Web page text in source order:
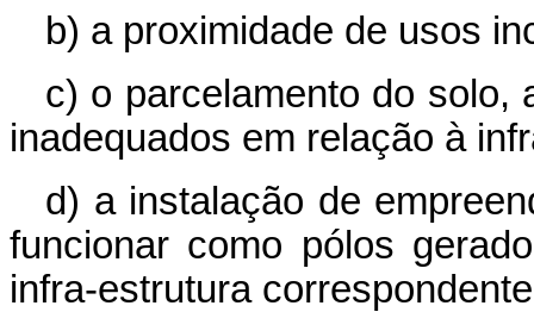
b) a proximidade de usos
c) o parcelamento do solo,
inadequados em relação à
d) a instalação de
funcionar como pólos
infra-estrutura